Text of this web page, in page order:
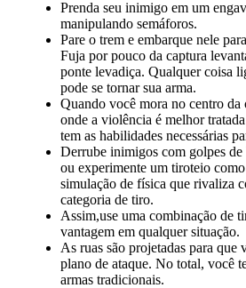
Prenda seu inimigo em um
manipulando semáforos.
Pare o trem e embarque nele
Fuja por pouco da captura
ponte levadiça. Qualquer coisa
pode se tornar sua arma.
Quando você mora no centro da
onde a violência é melhor
tem as habilidades necessárias
Derrube inimigos com golpes de
ou experimente um tiroteio
simulação de física que rivaliza
categoria de tiro.
Assim,use uma combinação de
vantagem em qualquer situação.
As ruas são projetadas para que
plano de ataque. No total, você
armas tradicionais.